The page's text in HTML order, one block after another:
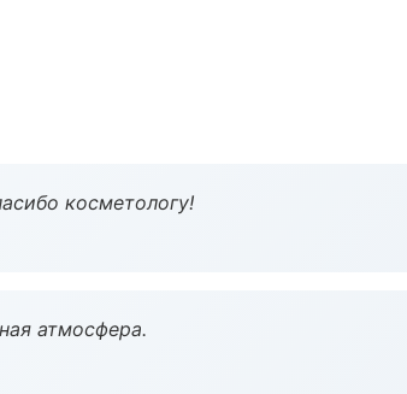
косметологу!
атмосфера.